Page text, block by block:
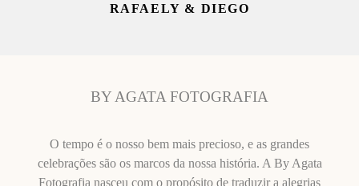
RAFAELY & DIEGO
BY AGATA FOTOGRAFIA
O tempo é o nosso bem mais precioso, e as grandes
celebrações são os marcos da nossa história. A By Agata
Fotografia nasceu com o propósito de traduzir a alegrias